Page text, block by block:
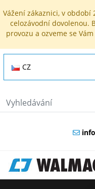
Vážení zákaznici, v období
celozávodní dovolenou.
provozu a ozveme se
CZ